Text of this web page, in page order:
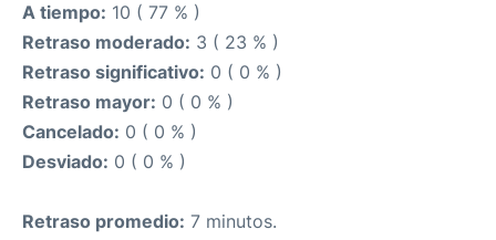
A tiempo: 10 ( 77 % )
Retraso moderado: 3 ( 23 % )
Retraso significativo: 0 ( 0 % )
Retraso mayor: 0 ( 0 % )
Cancelado: 0 ( 0 % )
Desviado: 0 ( 0 % )
Retraso promedio: 7 minutos.